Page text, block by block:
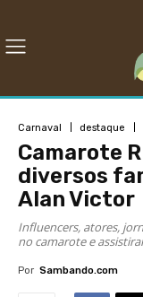
Carnaval destaque
Camarote
diversos
Alan Victor
Influencers, atores,
no camarote e
Por Sambando.com